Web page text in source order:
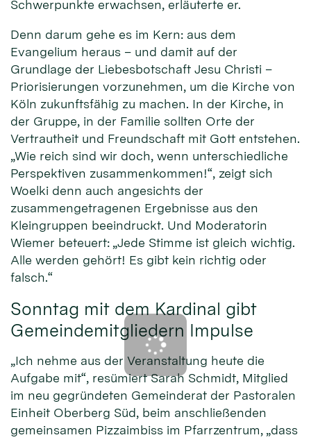
Schwerpunkte erwachsen, erläuterte er.
Denn darum gehe es im Kern: aus dem
Evangelium heraus – und damit auf der
Grundlage der Liebesbotschaft Jesu Christi –
Priorisierungen vorzunehmen, um die Kirche von
Köln zukunftsfähig zu machen. In der Kirche, in
der Gruppe, in der Familie sollten Orte der
Vertrautheit und Freundschaft mit Gott entstehen.
„Wie reich sind wir doch, wenn unterschiedliche
Perspektiven zusammenkommen!“, zeigt sich
Woelki denn auch angesichts der
zusammengetragenen Ergebnisse aus den
Kleingruppen beeindruckt. Und Moderatorin
Wiemer beteuert: „Jede Stimme ist gleich wichtig.
Alle werden gehört! Es gibt kein richtig oder
falsch.“
Sonntag mit dem Kardinal gibt
Gemeindemitgliedern Impulse
„Ich nehme aus der Veranstaltung heute die
Aufgabe mit“, resümiert Sarah Schmidt, Mitglied
im neu gegründeten Gemeinderat der Pastoralen
Einheit Oberberg Süd, beim anschließenden
gemeinsamen Pizzaimbiss im Pfarrzentrum, „dass